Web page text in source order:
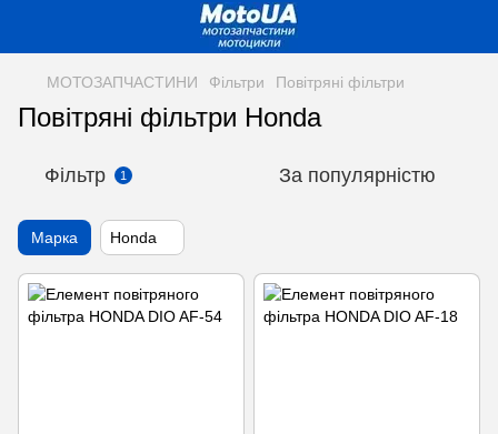
МОТОЗАПЧАСТИНИ Фільтри Повітряні фільтри
Повітряні фільтри Honda
Фільтр 1 За популярністю
Марка Honda